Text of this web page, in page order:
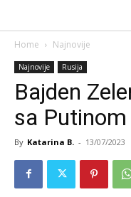
Home Najnovije
Najnovije Rusija
Bajden
sa Putinom
By Katarina B. - 13/07/2023